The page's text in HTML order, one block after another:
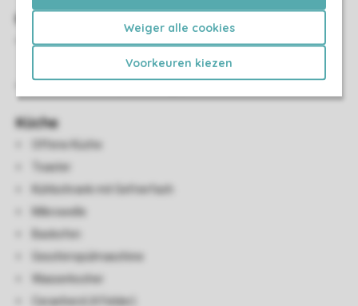
Weiger alle cookies
Voorkeuren kiezen
Kinder-Einrichtungen
Es ist nur begrenzter Platz verfügbar, um ein Babybett
Küche
Offene Küche
Toaster
Kühlschrank mit Gefrierfach
Mikrowelle
Backofen
Geschirrspülmaschine
Wasserkocher
Ceranherd (4 Felder)